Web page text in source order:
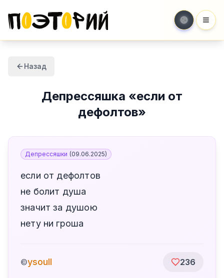
Назад
Депрессяшка «если от
дефолтов»
Депрессяшки (09.06.2025)
если от дефолтов
не болит душа
значит за душою
нету ни гроша
©ysoull 236